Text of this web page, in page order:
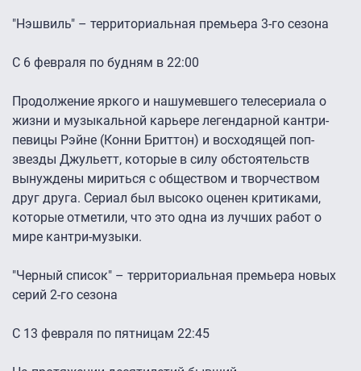
"Нэшвиль" – территориальная премьера 3-го сезона
С 6 февраля по будням в 22:00
Продолжение яркого и нашумевшего телесериала о
жизни и музыкальной карьере легендарной кантри-
певицы Рэйне (Конни Бриттон) и восходящей поп-
звезды Джульетт, которые в силу обстоятельств
вынуждены мириться с обществом и творчеством
друг друга. Сериал был высоко оценен критиками,
которые отметили, что это одна из лучших работ о
мире кантри-музыки.
"Черный список" – территориальная премьера новых
серий 2-го сезона
С 13 февраля по пятницам 22:45